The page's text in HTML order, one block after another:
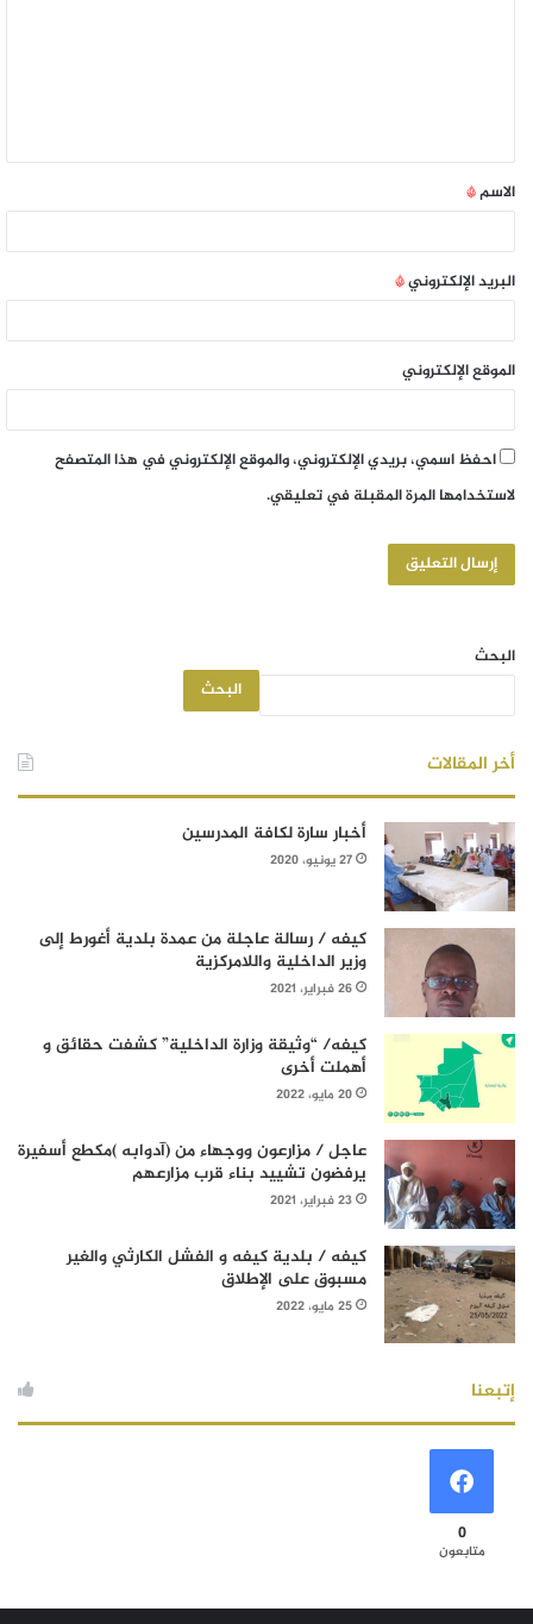
الاسم*
البريد الإلكتروني*
الموقع الإلكتروني
احفظ اسمي، بريدي الإلكتروني، والموقع الإلكتروني في هذا المتصفح
لاستخدامها المرة المقبلة في تعليقي.
البحث
البحث
أخر المقالات
أخبار سارة لكافة المدرسين
27 يونيو، 2020
كيفه / رسالة عاجلة من عمدة بلدية أغورط إلى
وزير الداخلية واللامركزية
26 فبراير، 2021
كيفه/ “وثيقة وزارة الداخلية” كشفت حقائق و
أهملت أخرى
20 مايو، 2022
عاجل / مزارعون ووجهاء من (آدوابه )مكطع أسفيرة
يرفضون تشييد بناء قرب مزارعهم
23 فبراير، 2021
كيفه / بلدية كيفه و الفشل الكارثي والغير
مسبوق على الإطلاق
25 مايو، 2022
إتبعنا
0
متابعون